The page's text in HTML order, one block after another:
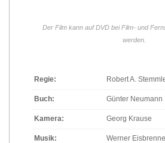
Der Film kann auf DVD bei Film- und
werden.
Regie: Robert A.
Buch: Günter Neumann
Kamera: Georg Krause
Musik: Werner